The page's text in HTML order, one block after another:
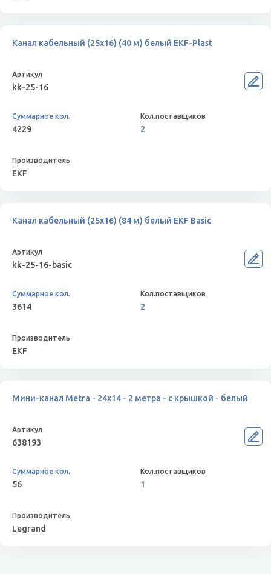
Канал кабельный (25х16) (40 м) белый EKF-Plast
kk-25-16
4229 2
EKF
Канал кабельный (25х16) (84 м) белый EKF Basic
kk-25-16-basic
3614 2
EKF
Мини-канал Metra - 24x14 - 2 метра - с крышкой - белый
638193
56 1
Legrand